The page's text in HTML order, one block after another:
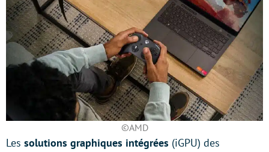
©AMD
Les solutions graphiques intégrées (iGPU) des